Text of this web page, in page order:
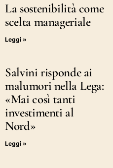
La sostenibilità come
scelta manageriale
Leggi »
Salvini risponde ai
malumori nella Lega:
«Mai così tanti
investimenti al
Nord»
Leggi »